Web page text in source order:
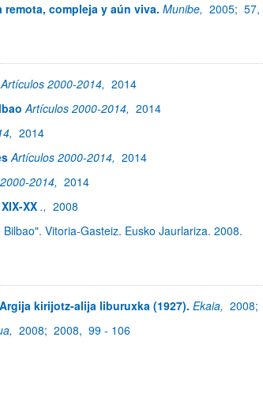
compleja y aún viva. Munibe, 2005; 57,
Artículos 2000-2014, 2014
Artículos 2000-2014, 2014
2014
Artículos 2000-2014, 2014
2014, 2014
XX., 2008
Vitoria-Gasteiz. Eusko Jaurlariza. 2008.
kirijotz-alija liburuxka (1927). Ekaia, 2008;
2008; 2008, 99 - 106